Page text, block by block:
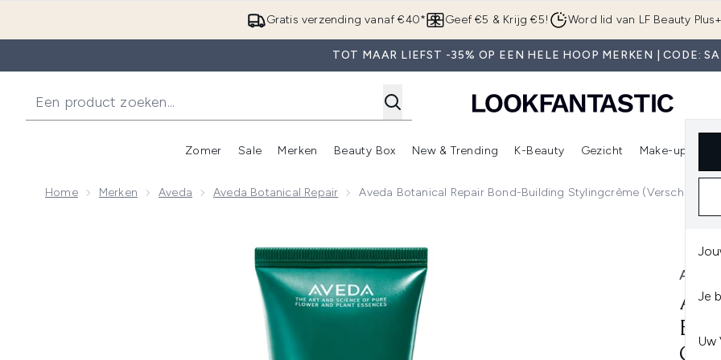
Overslaan naar de hoofdinhoud
Gratis verzending vanaf €40* Geef €5 & Krijg €5! Word lid van LF Beauty Plus+
TOT MAAR LIEFST -35% OP EEN HELE HOOP MERKEN | CODE:
Je
Uw
Zomer
Enter submenu (Zomer)
Sale
Enter submenu (Sale)
Merken
Enter submenu (Merken)
Beauty Box
Enter submenu (Beauty Box)
New & Trending
Enter submenu (New & Trending)
K-Beauty
Enter submenu (K-Beauty)
Gezicht Make-up
Home Merken Aveda Aveda Botanical Repair Aveda Botanical Repair Bond-Building Stylingcrème (Verschillende